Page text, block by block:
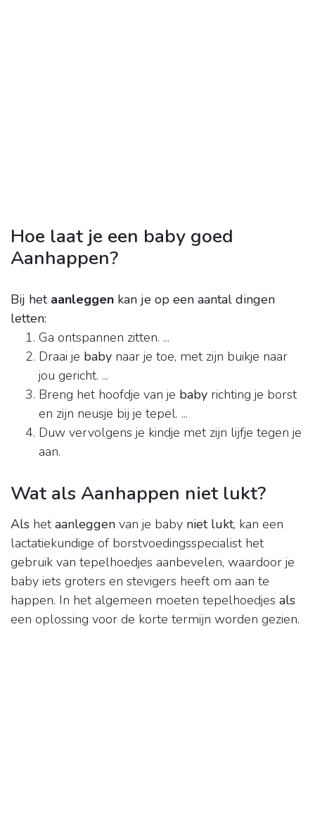
Hoe laat je een baby goed
Aanhappen?
Bij het aanleggen kan je op een aantal dingen
letten:
Ga ontspannen zitten. ...
Draai je baby naar je toe, met zijn buikje naar
jou gericht. ...
Breng het hoofdje van je baby richting je borst
en zijn neusje bij je tepel. ...
Duw vervolgens je kindje met zijn lijfje tegen je
aan.
Wat als Aanhappen niet lukt?
Als hetaanleggen van je baby niet lukt, kan een
lactatiekundige of borstvoedingsspecialist het
gebruik van tepelhoedjes aanbevelen, waardoor je
baby iets groters en stevigers heeft om aan te
happen. In het algemeen moeten tepelhoedjes als
een oplossing voor de korte termijn worden gezien.